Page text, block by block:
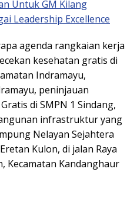
Untuk GM Kilang
Leadership Excellence
agenda rangkaian kerja
kesehatan gratis di
Indramayu,
peninjauan
di SMPN 1 Sindang,
infrastruktur yang
Nelayan Sejahtera
Kulon, di jalan Raya
Kecamatan Kandanghaur